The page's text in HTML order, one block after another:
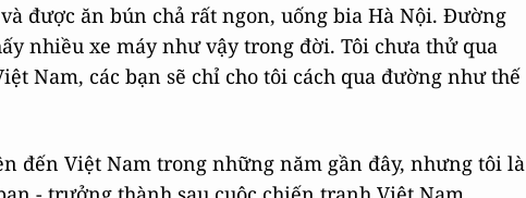
được ăn bún chả rất ngon, uống bia Hà Nội. Đường
nhiều xe máy như vậy trong đời. Tôi chưa thử qua
Nam, các bạn sẽ chỉ cho tôi cách qua đường như thế
đến Việt Nam trong những năm gần đây, nhưng tôi là